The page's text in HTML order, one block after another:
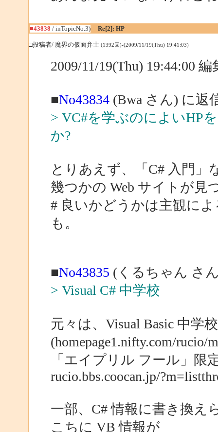
■43838 / inTopicNo.3) Re[2]: HP
□投稿者/ 魔界の仮面弁士 (1392回)-(2009/11/19(Thu) 19:41:03)
2009/11/19(Thu) 19:44:00
■No43834(Bwa さん) に返
> VC#を学ぶのによいHP
か?
とりあえず、「C# 入門
幾つかの Web サイトが見
# 良いかどうかは主観に
も。
■No43835 (くるちゃん さ
> Visual C# 中学校
元々は、Visual Basic 中学校
(homepage1.nifty.com/rucio/
「エイプリル フール」
rucio.bbs.coocan.jp/
一部、C# 情報に書き換
こちに VB 情報が